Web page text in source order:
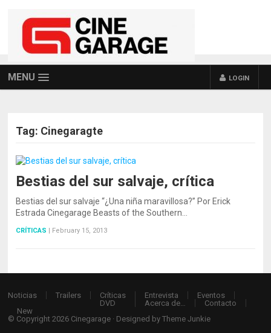
MENU LOGIN
Tag: Cinegaragte
Bestias del sur salvaje, crítica
Bestias del sur salvaje “¿Una niña maravillosa?” Por Erick
Estrada Cinegarage Beasts of the Southern…
CRÍTICAS | February 15, 2013
Noticias Trailers
Críticas
DVD
Entrevista
Eventos
Acerca de…
Contacto
New
© Copyright 2026 Cinegarage · Designed byTheme Junkie